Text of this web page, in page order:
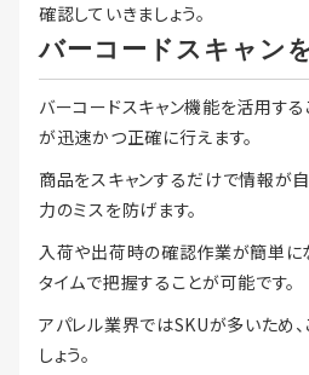
確認していきましょう。
バーコードスキャン
バーコードスキャン機能を活用す
が迅速かつ正確に行えます。
商品をスキャンするだけで情報が
力のミスを防げます。
入荷や出荷時の確認作業が簡単に
タイムで把握することが可能です。
アパレル業界ではSKUが多いため
しょう。